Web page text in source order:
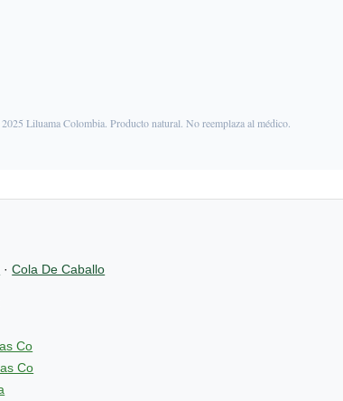
Liluama Colombia. Producto natural. No reemplaza al médico.
·Cola De Caballo
Co
Co